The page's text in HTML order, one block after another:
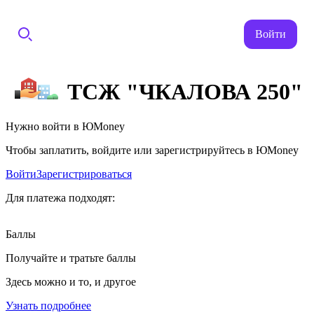
Войти
ТСЖ "ЧКАЛОВА 250"
Нужно войти в ЮMoney
Чтобы заплатить, войдите или зарегистрируйтесь в ЮMoney
ВойтиЗарегистрироваться
Для платежа подходят:
Баллы
Получайте и тратьте баллы
Здесь можно и то, и другое
Узнать подробнее